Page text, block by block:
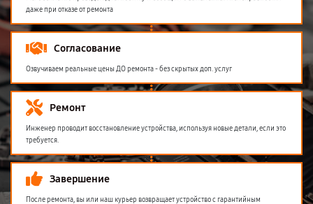
даже при отказе от ремонта
Согласование
Озвучиваем реальные цены ДО ремонта - без скрытых доп. услуг
Ремонт
Инженер проводит восстановление устройства, используя новые детали, если это
требуется.
Завершение
После ремонта, вы или наш курьер возвращает устройство с гарантийным